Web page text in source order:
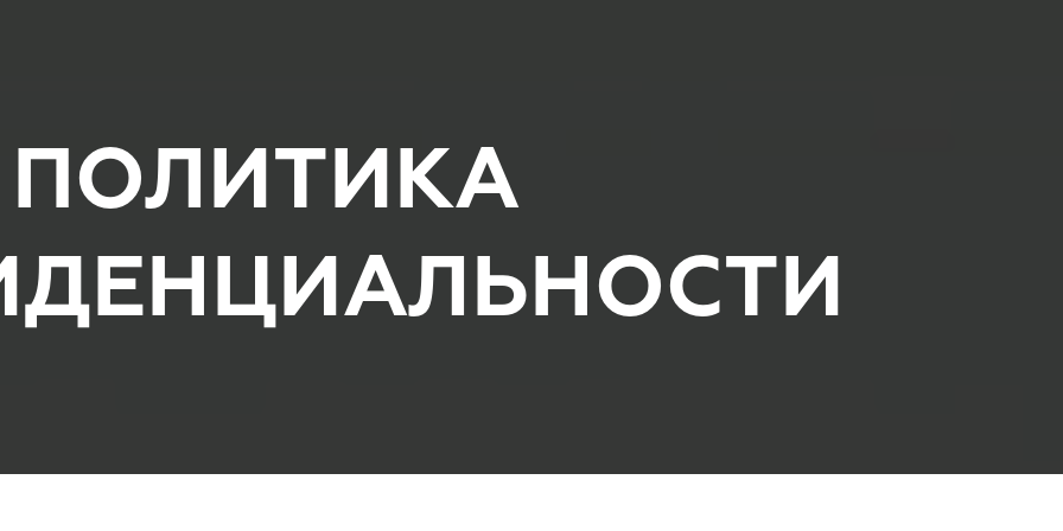
ПОЛИТИКА